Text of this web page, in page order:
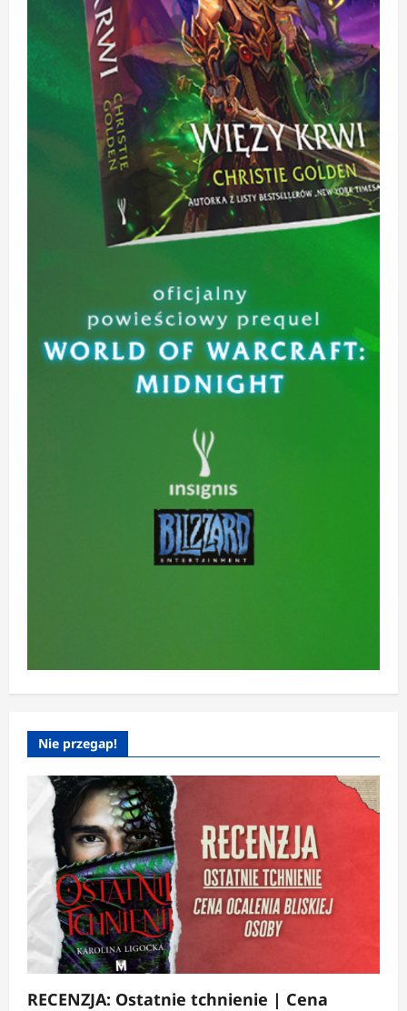
Nie przegap!
RECENZJA: Ostatnie tchnienie | Cena